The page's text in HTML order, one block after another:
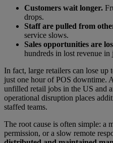
Customers wait longer.
drops.
Staff are pulled from
service slows.
Sales opportunities are
hundreds in lost revenue in
In fact, large retailers can lose up
just one hour of POS downtime.
unfilled retail jobs in the US and
operational disruption places
staffed teams.
The root cause is often simple: a
permission, or a slow remote